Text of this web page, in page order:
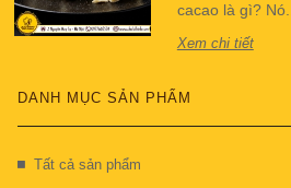
cacao là gì? Nó...
Xem chi tiết
DANH MỤC SẢN PHẨM
Tất cả sản phẩm